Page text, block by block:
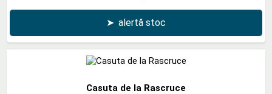
➤ alertă stoc
Casuta de la Rascruce